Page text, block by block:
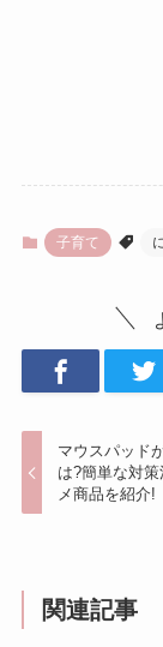
子育て
マウスパッド
は?簡単な対策
メ商品を紹介!
関連記事